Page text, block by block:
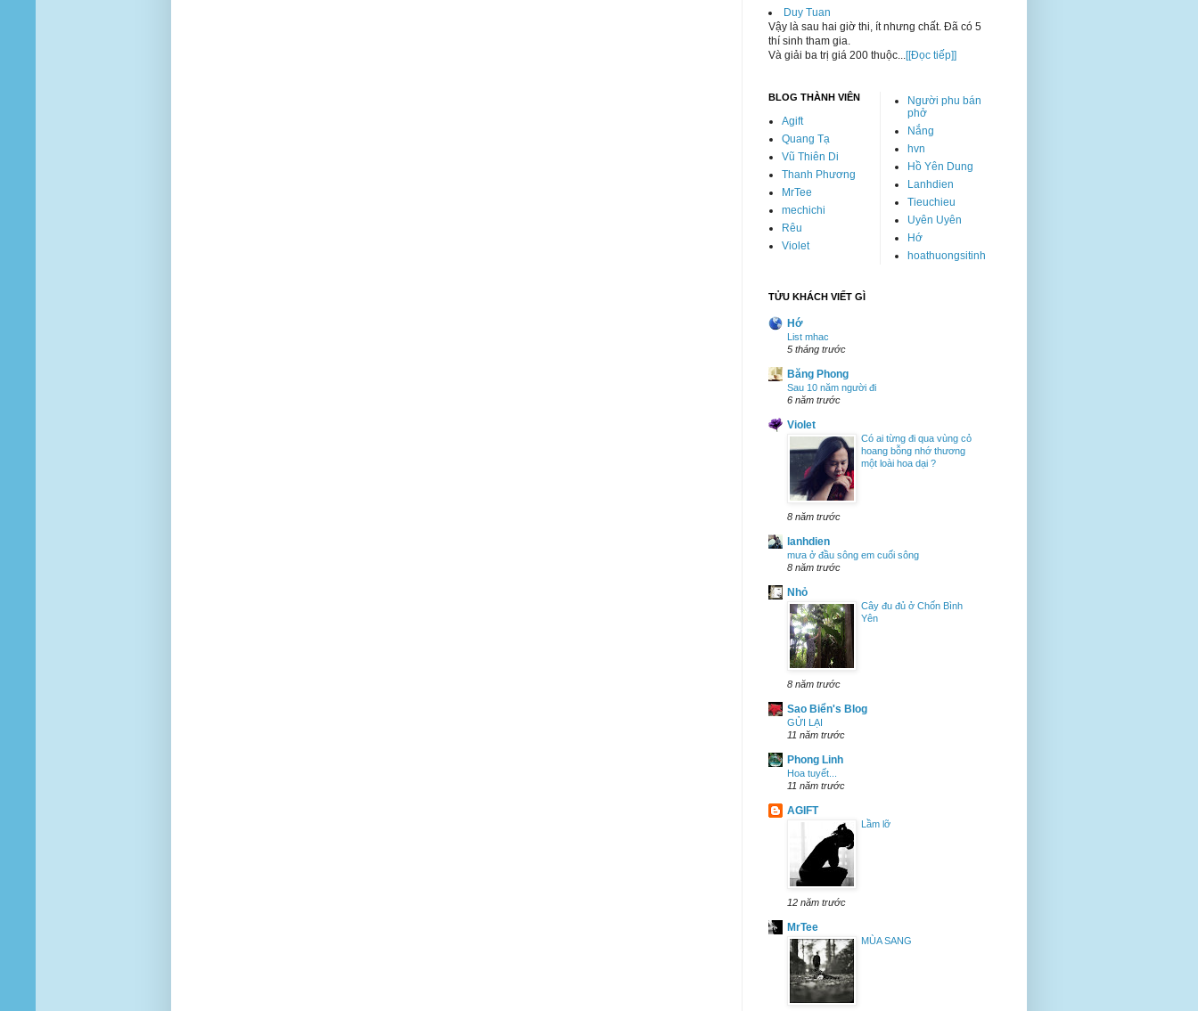
Duy Tuan
Vậy là sau hai giờ thi, ít nhưng chất. Đã có 5
thí sinh tham gia.
Và giải ba trị giá 200 thuộc... [[Đọc tiếp]]
BLOG THÀNH VIÊN
Agift
Quang Tạ
Vũ Thiên Di
Thanh Phương
MrTee
mechichi
Rêu
Violet
Người phu bán
phở
Nắng
hvn
Hồ Yên Dung
Lanhdien
Tieuchieu
Uyên Uyên
Hớ
hoathuongsitinh
TỬU KHÁCH VIẾT GÌ
Hớ
List mhac
5 tháng trước
Băng Phong
Sau 10 năm người đi
6 năm trước
Violet
Có ai từng đi qua vùng cỏ
hoang bỗng nhớ thương
một loài hoa dại ?
8 năm trước
lanhdien
mưa ở đầu sông em cuối sông
8 năm trước
Nhỏ
Cây đu đủ ở Chốn Bình
Yên
8 năm trước
Sao Biển's Blog
GỬI LẠI
11 năm trước
Phong Linh
Hoa tuyết...
11 năm trước
AGIFT
Lầm lỡ
12 năm trước
MrTee
MÙA SANG